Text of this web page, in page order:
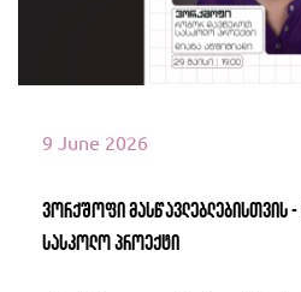
9 June 2026
ვორქშოფი მასწავლებლებისთვის
სასკოლო პროექტი